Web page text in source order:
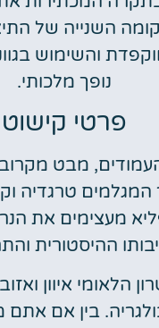
השנייה של
והשימוש
נופך מלכותי.
פרטי קישוט
מבט
המגלמים טרגדיה
מעצימים את
ההיסטורית
איוון
בין אם אתם